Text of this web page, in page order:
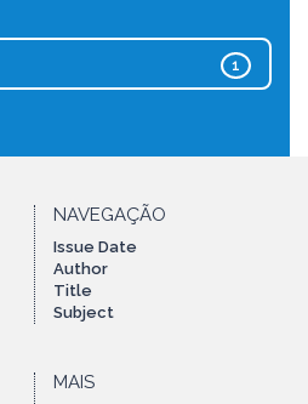
1
NAVEGAÇÃO
Issue Date
Author
Title
Subject
MAIS